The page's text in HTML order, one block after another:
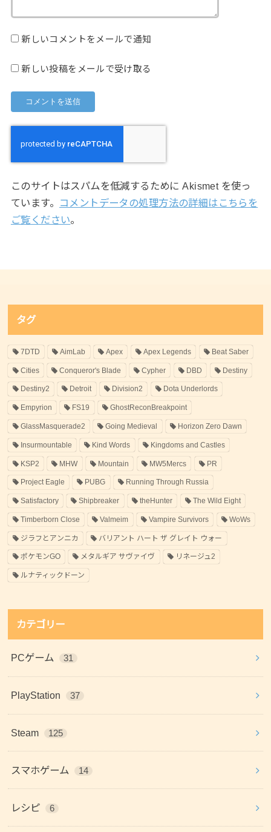
新しいコメントをメールで通知
新しい投稿をメールで受け取る
このサイトはスパムを低減するために Akismet を使っ
ています。
コメントデータの処理方法の詳細はこちらを
ご覧ください。
タグ
7DTD AimLab Apex Apex Legends Beat Saber
Cities Conqueror's Blade Cypher DBD Destiny
Destiny2 Detroit Division2 Dota Underlords
Empyrion FS19 GhostReconBreakpoint
GlassMasquerade2 Going Medieval Horizon Zero Dawn
Insurmountable Kind Words Kingdoms and Castles
KSP2 MHW Mountain MW5Mercs PR
Project Eagle PUBG Running Through Russia
Satisfactory Shipbreaker theHunter The Wild Eight
Timberborn Close Valmeim Vampire Survivors WoWs
ジラフとアンニカ バリアント ハート ザ グレイト ウォー
ポケモンGO メタルギア サヴァイヴ リネージュ2
ルナティックドーン
カテゴリー
PCゲーム 31
PlayStation 37
Steam 125
スマホゲーム 14
レシピ 6